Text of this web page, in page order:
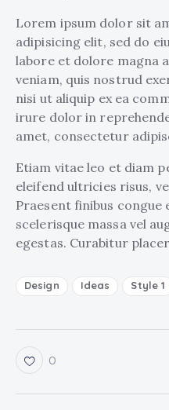
Lorem ipsum dolor sit
adipisicing elit, sed do
labore et dolore magna
veniam, quis nostrud
nisi ut aliquip ex ea
irure dolor in
amet, consectetur
Etiam vitae leo et diam
eleifend ultricies risus,
Praesent finibus congue
scelerisque massa vel
egestas. Curabitur
Design Ideas Style 1
0